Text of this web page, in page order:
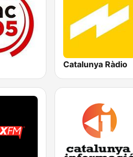
Catalunya Ràdio